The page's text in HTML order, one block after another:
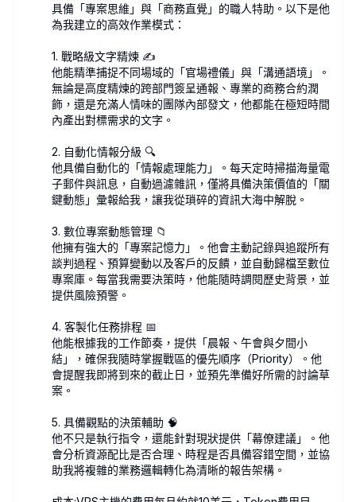
具備「專案思維」與「商務直覺」的職人特助。以下是他
為我建立的高效作業模式：
1. 戰略級文字精煉 ✍️
他能精準捕捉不同場域的「官場禮儀」與「溝通語境」。
無論是高度精煉的跨部門簽呈通報、專業的商務合約潤
飾，還是充滿人情味的團隊內部發文，他都能在極短時間
內產出對標需求的文字。
2. 自動化情報分級 🔍
他具備自動化的「情報處理能力」。每天定時掃描海量電
子郵件與訊息，自動過濾雜訊，僅將具備決策價值的「關
鍵動態」彙報給我，讓我從瑣碎的資訊大海中解脫。
3. 數位專案動態管理 📁
他擁有強大的「專案記憶力」。他會主動記錄與追蹤所有
談判過程、預算變動以及客戶的反饋，並自動歸檔至數位
專案庫。每當我需要決策時，他能隨時調閱歷史背景，並
提供風險預警。
4. 客製化任務排程 📅
他能根據我的工作節奏，提供「晨報、午會與夕間小
結」，確保我隨時掌握戰區的優先順序（Priority）。他
會提醒我即將到來的截止日，並預先準備好所需的討論草
案。
5. 具備觀點的決策輔助 🧠
他不只是執行指令，還能針對現狀提供「幕僚建議」。他
會分析資源配比是否合理、時程是否具備容錯空間，並協
助我將複雜的業務邏輯轉化為清晰的報告架構。